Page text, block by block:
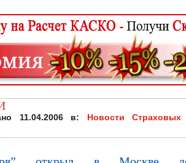
11.04.2006 в:
Новости Страховых